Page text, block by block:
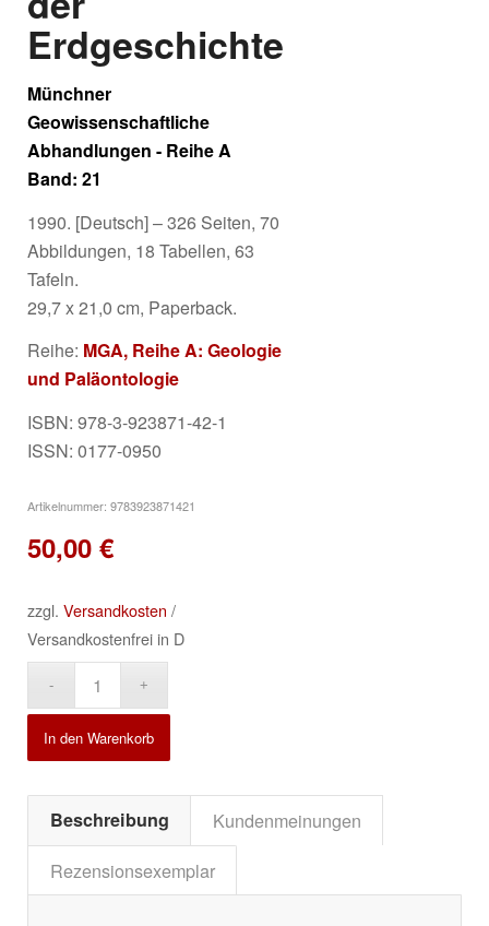
Erdgeschichte
Münchner
Geowissenschaftliche
Abhandlungen - Reihe A
Band: 21
1990. [Deutsch] – 326 Seiten, 70
Abbildungen, 18 Tabellen, 63
Tafeln.
29,7 x 21,0 cm, Paperback.
Reihe: MGA, Reihe A: Geologie
und Paläontologie
ISBN: 978-3-923871-42-1
ISSN: 0177-0950
Artikelnummer: 9783923871421
50,00 €
zzgl. Versandkosten /
Versandkostenfrei in D
In den Warenkorb
Beschreibung
Kundenmeinungen
Rezensionsexemplar